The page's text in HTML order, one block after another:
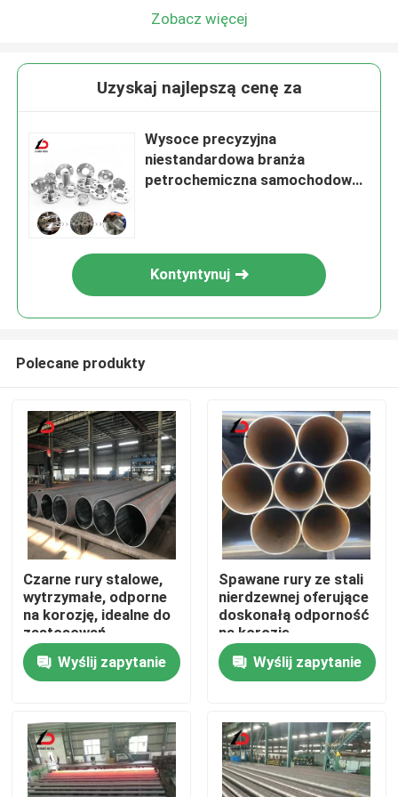
Do domu
Produkty
Filmy
Zobacz więcej
Uzyskaj najlepszą cenę za
Wysoce precyzyjna
niestandardowa branża
petrochemiczna samochodowa
Kontyntynuj
Polecane produkty
Czarne rury stalowe,
wytrzymałe, odporne
na korozję, idealne do
zastosowań
konstrukcyjnych,
rurociągów i
budowlanych
Wyślij zapytanie
Spawane rury ze stali
nierdzewnej oferujące
doskonałą odporność
na korozję,
odpowiednie do
systemów
zaopatrzenia w wodę i
Wyślij zapytanie